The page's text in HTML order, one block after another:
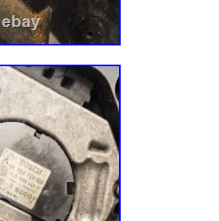
negative or neutral
the problem. It won’t help
leaving negative
customer suppport can
Add to Favourites. 2025 à
ajouté les informations